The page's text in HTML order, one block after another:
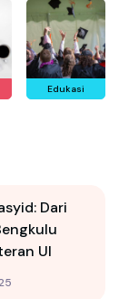
Edukasi
Dari
UI